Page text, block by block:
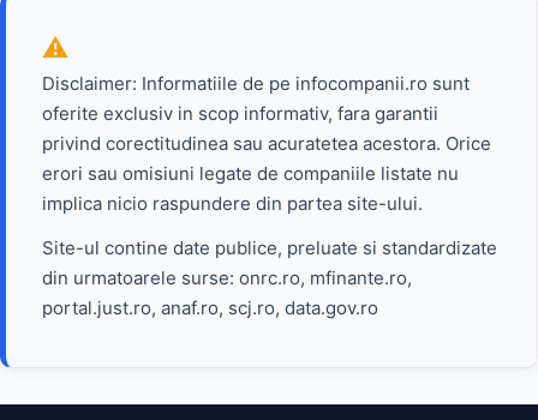
Disclaimer: Informatiile de pe infocompanii.ro sunt
oferite exclusiv in scop informativ, fara garantii
privind corectitudinea sau acuratetea acestora. Orice
erori sau omisiuni legate de companiile listate nu
implica nicio raspundere din partea site-ului.
Site-ul contine date publice, preluate si standardizate
din urmatoarele surse: onrc.ro, mfinante.ro,
portal.just.ro, anaf.ro, scj.ro, data.gov.ro